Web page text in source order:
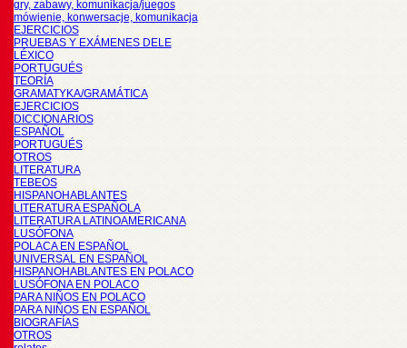
gry, zabawy, komunikacja/juegos
mówienie, konwersacje, komunikacja
EJERCICIOS
PRUEBAS Y EXÁMENES DELE
LÉXICO
PORTUGUÉS
TEORÍA
GRAMATYKA/GRAMÁTICA
EJERCICIOS
DICCIONARIOS
ESPAÑOL
PORTUGUÉS
OTROS
LITERATURA
TEBEOS
HISPANOHABLANTES
LITERATURA ESPAÑOLA
LITERATURA LATINOAMERICANA
LUSÓFONA
POLACA EN ESPAÑOL
UNIVERSAL EN ESPAÑOL
HISPANOHABLANTES EN POLACO
LUSÓFONA EN POLACO
PARA NIÑOS EN POLACO
PARA NIÑOS EN ESPAÑOL
BIOGRAFÍAS
OTROS